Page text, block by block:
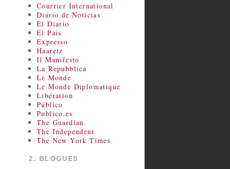
Courrier International
Diário de Notícias
El Diario
El País
Expresso
Haaretz
Il Manifesto
La Repubblica
Le Monde
Le Monde Diplomatique
Libération
Público
Publico.es
The Guardian
The Independent
The New York Times
2. BLOGUES